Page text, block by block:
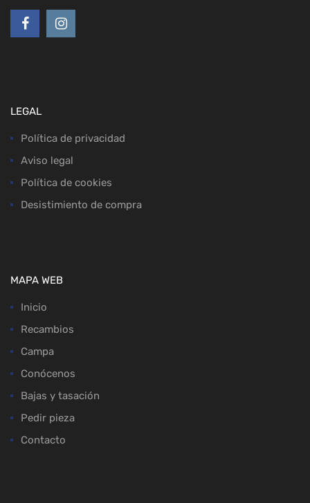
LEGAL
Política de privacidad
Aviso legal
Política de cookies
Desistimiento de compra
MAPA WEB
Inicio
Recambios
Campa
Conócenos
Bajas y tasación
Pedir pieza
Contacto